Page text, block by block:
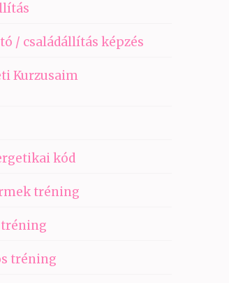
/ családállítás képzés
Kurzusaim
kód
tréning
tréning